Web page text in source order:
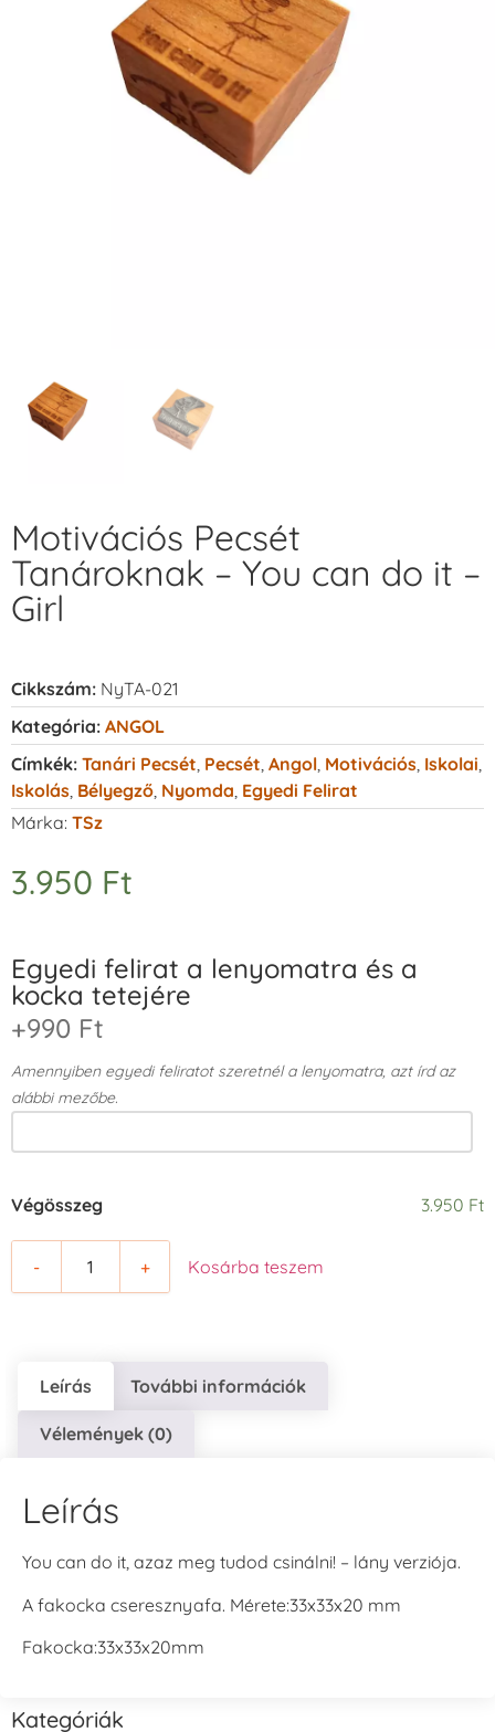
Motivációs Pecsét
Tanároknak – You can do it –
Girl
Cikkszám: NyTA-021
Kategória: ANGOL
Címkék: Tanári Pecsét Pecsét Angol Motivációs Iskolai
Iskolás Bélyegző Nyomda Egyedi Felirat
Márka: TSz
3.950 Ft
Egyedi felirat a lenyomatra és a
kocka tetejére
+990 Ft
Amennyiben egyedi feliratot szeretnél a lenyomatra, azt írd az
alábbi mezőbe.
Végösszeg 3.950 Ft
- + Kosárba teszem
Leírás További információk
Vélemények (0)
Leírás
You can do it, azaz meg tudod csinálni! – lány verziója.
A fakocka cseresznyafa. Mérete:33x33x20 mm
Fakocka:33x33x20mm
Kategóriák